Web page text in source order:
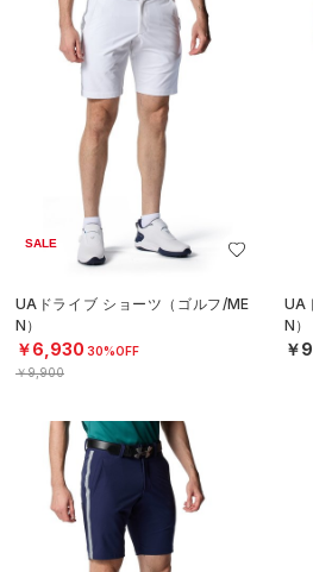
SALE
UAドライブ ショーツ（ゴルフ/ME
N）
￥6,930 30%OFF
￥9,900
UA
N）
￥